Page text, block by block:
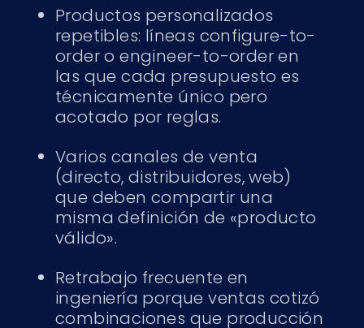
Productos personalizados
repetibles: líneas configure-to-
order o engineer-to-order en
las que cada presupuesto es
técnicamente único pero
acotado por reglas.
Varios canales de venta
(directo, distribuidores, web)
que deben compartir una
misma definición de «producto
válido».
Retrabajo frecuente en
ingeniería porque ventas cotizó
combinaciones que producción